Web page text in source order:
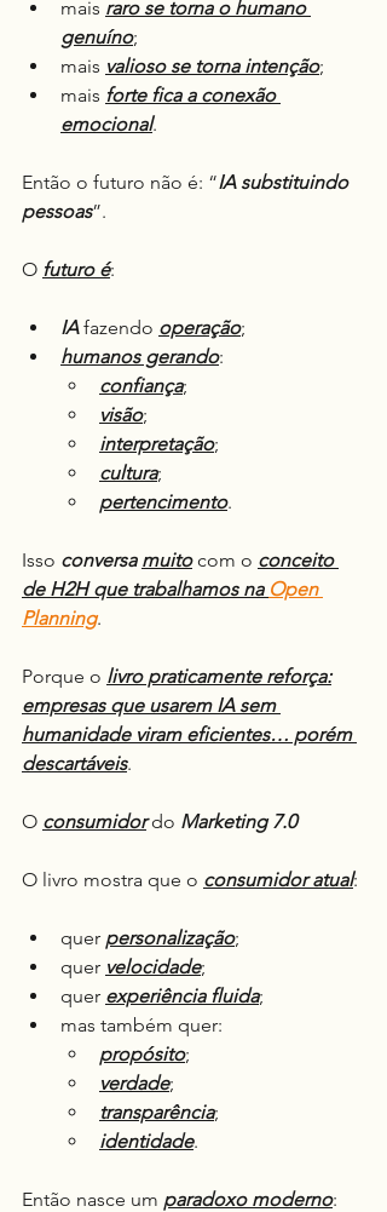
mais raro se torna o humano
genuíno;
mais valioso se torna intenção;
mais forte fica a conexão
emocional.
Então o futuro não é: “IA substituindo
pessoas”.
O futuro é:
IA fazendo operação;
humanos gerando:
confiança;
visão;
interpretação;
cultura;
pertencimento.
Isso conversa muito com o conceito
de H2H que trabalhamos na Open
Planning.
Porque o livro praticamente reforça:
empresas que usarem IA sem
humanidade viram eficientes… porém
descartáveis.
O consumidor do Marketing 7.0
O livro mostra que o consumidor atual:
quer personalização;
quer velocidade;
quer experiência fluida;
mas também quer:
propósito;
verdade;
transparência;
identidade.
Então nasce um paradoxo moderno: